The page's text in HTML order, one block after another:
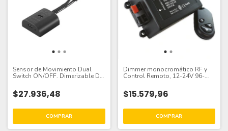
Sensor de Movimiento Dual
Switch ON/OFF. Dimerizable DC
$27.936,48
Dimmer monocromático RF y
Control Remoto, 12-24V 96-
$15.579,96